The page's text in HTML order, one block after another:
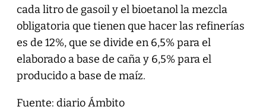
cada litro de gasoil y el bioetanol la mezcla
obligatoria que tienen que hacer las refinerías
es de 12%, que se divide en 6,5% para el
elaborado a base de caña y 6,5% para el
producido a base de maíz.
Fuente: diario Ámbito